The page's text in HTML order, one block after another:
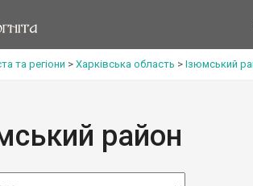
та регіони > Харківська область > Ізюмський
район